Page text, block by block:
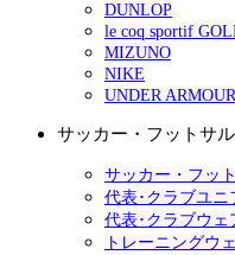
DUNLOP
le coq sportif
MIZUNO
NIKE
UNDER ARMOUR
サッカー・フットサル
サッカー・フッ
代表･クラブユニ
代表･クラブウェ
トレーニングウ